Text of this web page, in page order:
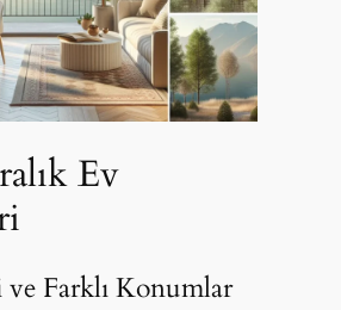
Ev
ve Farklı Konumlar